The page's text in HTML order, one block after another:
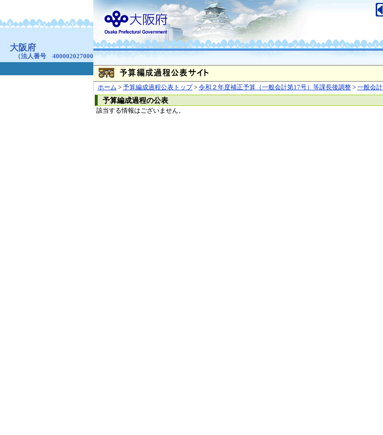
ホーム > 予算編成過程公表トップ> 令和２年度補正予算（一般会計第17号）等課長後調整> 一般会計
予算編成過程の公表
該当する情報はございません。
お問合せ 個人情報の取り扱いについて
大阪府
（法人番号 4000020270008）
本庁 〒540-8570 大阪市中央区大手前2丁目
（代表電話）06-6941-0351
咲洲庁舎
〒559-8555 大阪市住之江区南港北1-14-16
（代表電話）06-6941-0351
© Copyright 2003-2026 Osaka Prefecture,All rights reserved.